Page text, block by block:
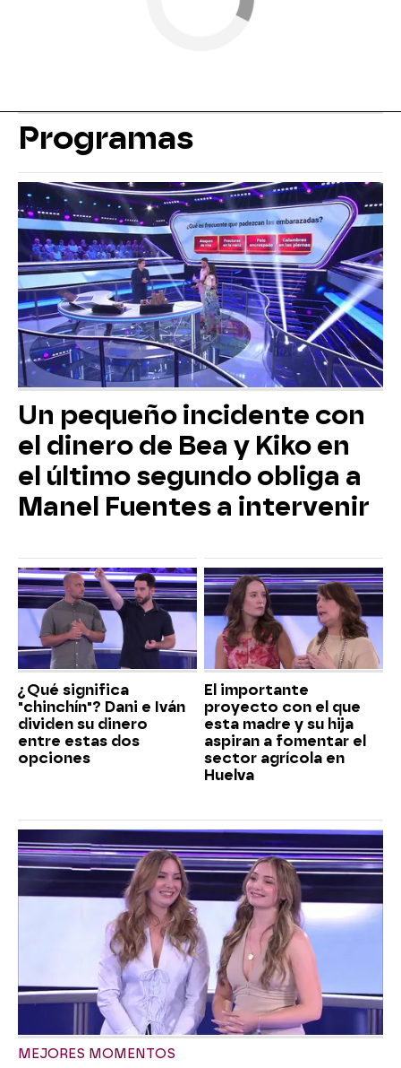
Programas
Un pequeño incidente con
el dinero de Bea y Kiko en
el último segundo obliga a
Manel Fuentes a intervenir
¿Qué significa
"chinchín"? Dani e Iván
dividen su dinero
entre estas dos
opciones
El importante
proyecto con el que
esta madre y su hija
aspiran a fomentar el
sector agrícola en
Huelva
MEJORES MOMENTOS